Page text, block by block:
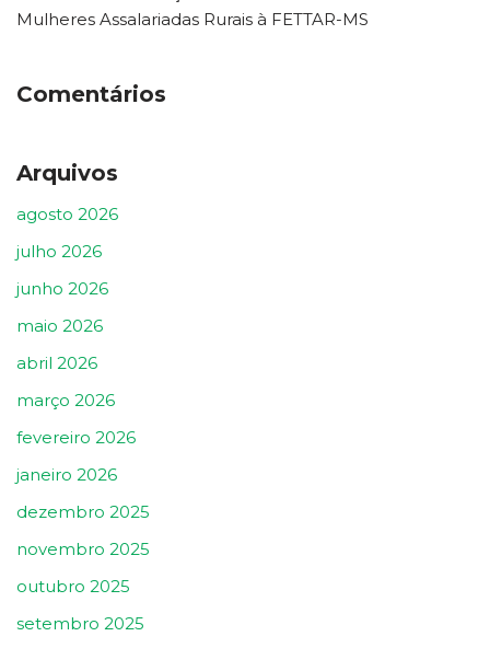
Mulheres Assalariadas Rurais à FETTAR-MS
Comentários
Arquivos
agosto 2026
julho 2026
junho 2026
maio 2026
abril 2026
março 2026
fevereiro 2026
janeiro 2026
dezembro 2025
novembro 2025
outubro 2025
setembro 2025